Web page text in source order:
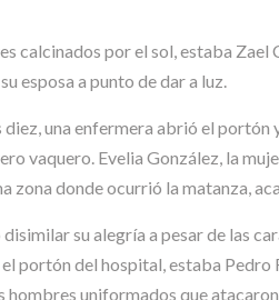
calcinados por el sol, estaba
esposa a punto de dar a luz.
diez, una enfermera abrió el
vaquero. Evelia González, la
zona donde ocurrió la matanza,
su alegría a pesar de las
portón del hospital, estaba
hombres uniformados que